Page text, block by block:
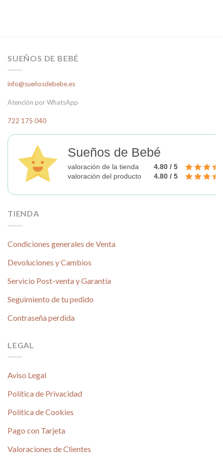
SUEÑOS DE BEBÉ
info@sueñosdebebe.es
Atención por WhatsApp
722 175 040
Sueños de Bebé
valoración de la tienda
4.80 / 5
valoración del producto
4.80 / 5
TIENDA
Condiciones generales de Venta
Devoluciones y Cambios
Servicio Post-venta y Garantía
Seguimiento de tu pedido
Contraseña perdida
LEGAL
Aviso Legal
Política de Privacidad
Política de Cookies
Pago con Tarjeta
Valoraciones de Clientes